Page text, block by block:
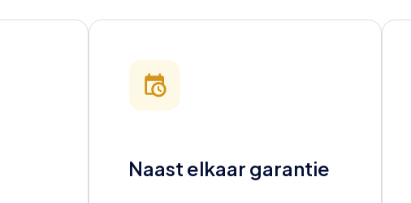
Naast elkaar garantie